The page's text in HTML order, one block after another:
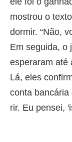
mostrou o
dormir. “Não,
Em seguida, o
esperaram até
Lá, eles
conta bancária
rir. Eu pensei,